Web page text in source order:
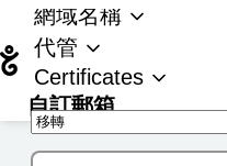
網域名稱
代管
Certificates
自訂郵箱